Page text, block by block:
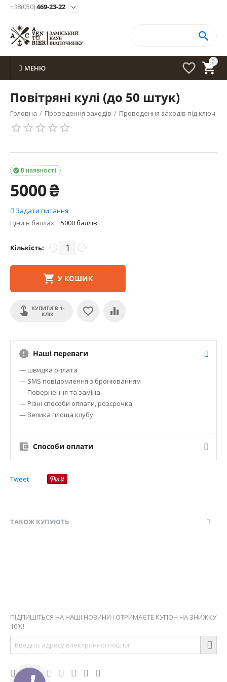
+38(050)469-23-22 
0



МЕНЮ
Повітряні кулі (до 50 штук)
Головна / Проведення заходів / Проведення заходів під ключ
/
В наявності

5000₴
Задати питання
Ціни в баллах:
5000 баллів
Кількість: +
−
У КОШИК
КУПИТИ В 1-
КЛІК
Наші переваги
— швидка оплата
— SMS повідомлення з бронюванням
— Повернення та заміна
— Різні способи оплати, розсрочка
— Велика площа клубу
Способи оплати
Tweet
ТАКОЖ КУПУЮТЬ
ПІДПИШІТЬСЯ НА НАШІ НОВИНИ І ОТРИМАЄТЕ КУПОН НА ЗНИЖКУ
10%!